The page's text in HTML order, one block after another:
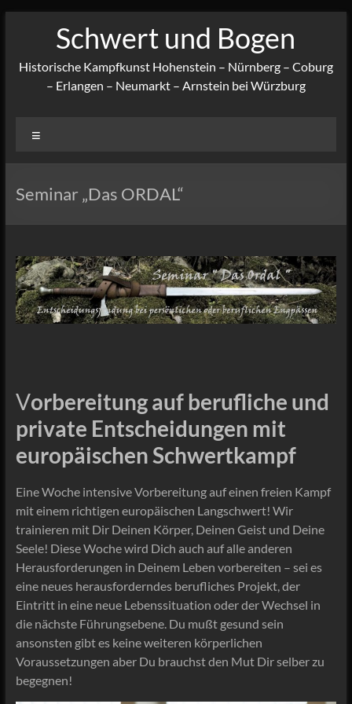
Schwert und Bogen
Historische Kampfkunst Hohenstein – Nürnberg – Coburg
– Erlangen – Neumarkt – Arnstein bei Würzburg
Seminar „Das ORDAL“
Vorbereitung auf berufliche und
private Entscheidungen mit
europäischen Schwertkampf
Eine Woche intensive Vorbereitung auf einen freien Kampf
mit einem richtigen europäischen Langschwert! Wir
trainieren mit Dir Deinen Körper, Deinen Geist und Deine
Seele! Diese Woche wird Dich auch auf alle anderen
Herausforderungen in Deinem Leben vorbereiten – sei es
eine neues herausforderndes berufliches Projekt, der
Eintritt in eine neue Lebenssituation oder der Wechsel in
die nächste Führungsebene. Du mußt gesund sein
ansonsten gibt es keine weiteren körperlichen
Voraussetzungen aber Du brauchst den Mut Dir selber zu
begegnen!